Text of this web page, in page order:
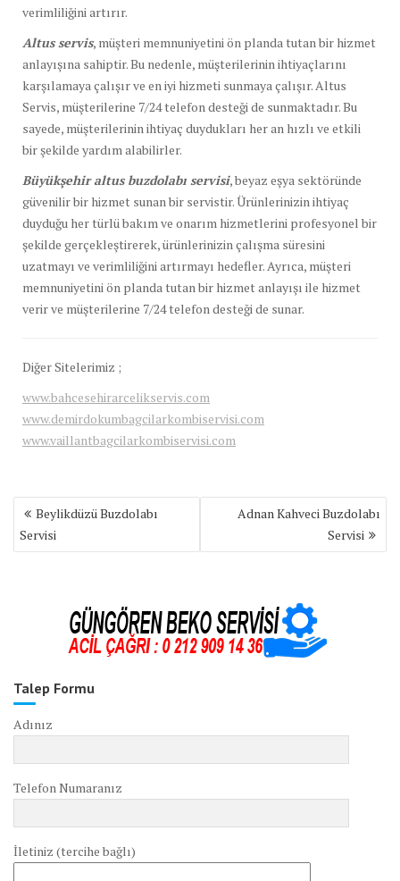
verimliliğini artırır.
Altus servis, müşteri memnuniyetini ön planda tutan bir hizmet
anlayışına sahiptir. Bu nedenle, müşterilerinin ihtiyaçlarını
karşılamaya çalışır ve en iyi hizmeti sunmaya çalışır. Altus
Servis, müşterilerine 7/24 telefon desteği de sunmaktadır. Bu
sayede, müşterilerinin ihtiyaç duydukları her an hızlı ve etkili
bir şekilde yardım alabilirler.
Büyükşehir altus buzdolabı servisi, beyaz eşya sektöründe
güvenilir bir hizmet sunan bir servistir. Ürünlerinizin ihtiyaç
duyduğu her türlü bakım ve onarım hizmetlerini profesyonel bir
şekilde gerçekleştirerek, ürünlerinizin çalışma süresini
uzatmayı ve verimliliğini artırmayı hedefler. Ayrıca, müşteri
memnuniyetini ön planda tutan bir hizmet anlayışı ile hizmet
verir ve müşterilerine 7/24 telefon desteği de sunar.
Diğer Sitelerimiz ;
www.bahcesehirarcelikservis.com
www.demirdokumbagcilarkombiservisi.com
www.vaillantbagcilarkombiservisi.com
Yazı
gezinmesi
Beylikdüzü Buzdolabı
Servisi
Adnan Kahveci Buzdolabı
Servisi
Talep Formu
Adınız
Telefon Numaranız
İletiniz (tercihe bağlı)